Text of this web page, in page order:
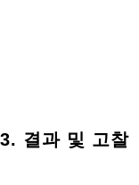
3. 결과 및 고찰